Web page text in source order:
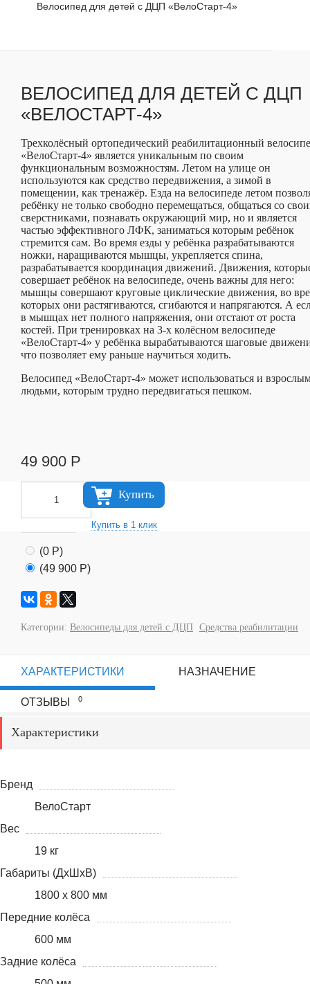
Велосипед для детей с ДЦП «ВелоСтарт-4»
ВЕЛОСИПЕД ДЛЯ ДЕТЕЙ С ДЦП
«ВЕЛОСТАРТ-4»
Трехколёсный ортопедический реабилитационный
«ВелоСтарт-4» является уникальным по своим
функциональным возможностям. Летом на улице он
используются как средство передвижения, а зимой в
помещении, как тренажёр. Езда на велосипеде летом
ребёнку не только свободно перемещаться, общаться со
сверстниками, познавать окружающий мир, но и является
частью эффективного ЛФК, заниматься которым ребёнок
стремится сам. Во время езды у ребёнка разрабатываются
ножки, наращиваются мышцы, укрепляется спина,
разрабатывается координация движений. Движения,
совершает ребёнок на велосипеде, очень важны для него:
мышцы совершают круговые циклические движения, во
которых они растягиваются, сгибаются и напрягаются. А
в мышцах нет полного напряжения, они отстают от роста
костей. При тренировках на 3-х колёсном велосипеде
«ВелоСтарт-4» у ребёнка вырабатываются шаговые
что позволяет ему раньше научиться ходить.
Велосипед «ВелоСтарт-4» может использоваться и
людьми, которым трудно передвигаться пешком.
49 900 Р
Купить
(0 Р)
(49 900 Р)
Категории: Велосипеды для детей с ДЦП Средства реабилитации
ХАРАКТЕРИСТИКИ НАЗНАЧЕНИЕ
ОТЗЫВЫ 0
Характеристики
Бренд
ВелоСтарт
Вес
19 кг
Габариты (ДхШхВ)
1800 х 800 мм
Передние колёса
600 мм
Задние колёса